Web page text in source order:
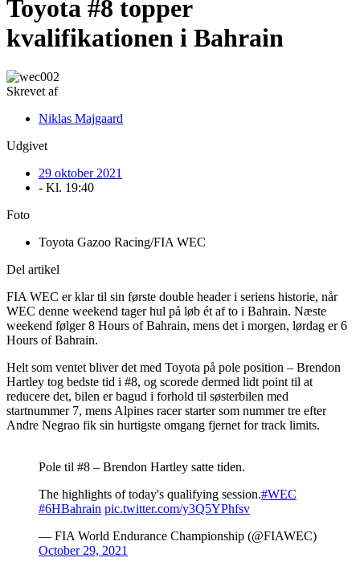
Toyota #8 topper
kvalifikationen i Bahrain
Skrevet af
Niklas Majgaard
Udgivet
29 oktober 2021
- Kl. 19:40
Foto
Toyota Gazoo Racing/FIA WEC
Del artikel
FIA WEC er klar til sin første double header i seriens historie, når
WEC denne weekend tager hul på løb ét af to i Bahrain. Næste
weekend følger 8 Hours of Bahrain, mens det i morgen, lørdag er 6
Hours of Bahrain.
Helt som ventet bliver det med Toyota på pole position – Brendon
Hartley tog bedste tid i #8, og scorede dermed lidt point til at
reducere det, bilen er bagud i forhold til søsterbilen med
startnummer 7, mens Alpines racer starter som nummer tre efter
Andre Negrao fik sin hurtigste omgang fjernet for track limits.
Pole til #8 – Brendon Hartley satte tiden.
The highlights of today's qualifying session.#WEC
#6HBahrain pic.twitter.com/y3Q5YPhfsv
— FIA World Endurance Championship (@FIAWEC)
October 29, 2021